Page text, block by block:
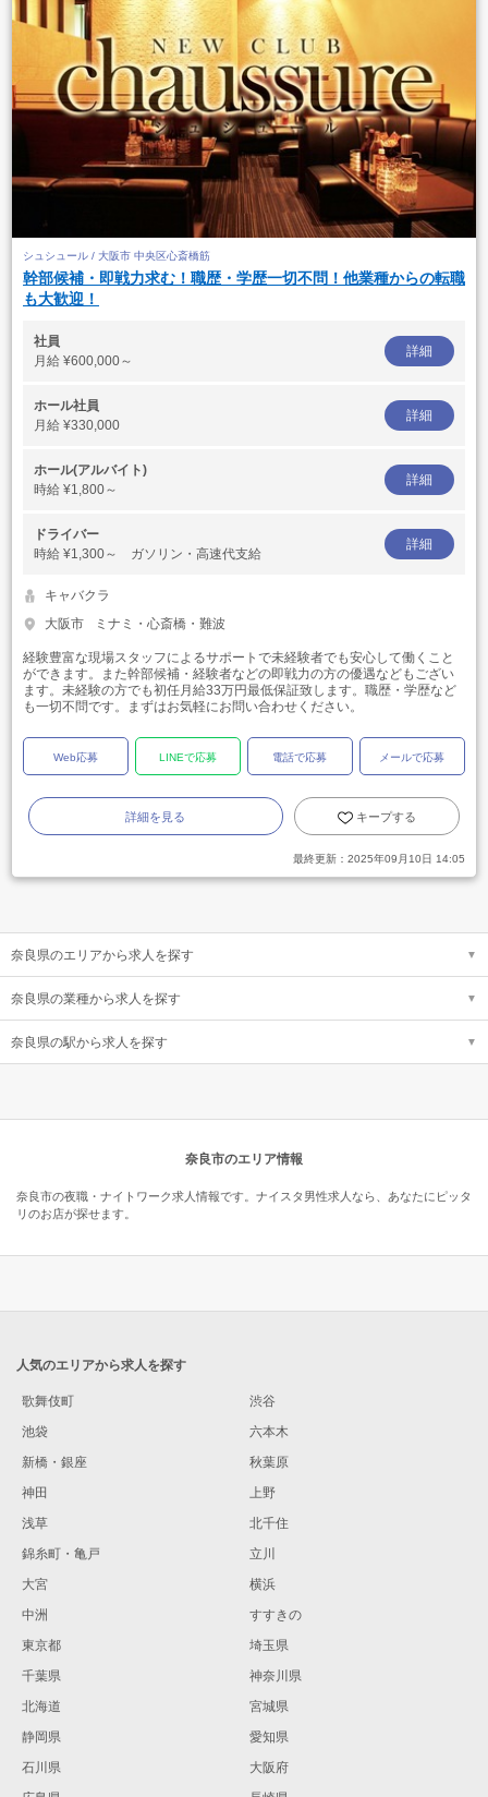
シュシュール / 大阪市 中央区心斎橋筋
幹部候補・即戦力求む！職歴・学歴一切不問！他業種からの転職
も大歓迎！
社員
月給 ¥600,000～
詳細
ホール社員
月給 ¥330,000
詳細
ホール(アルバイト)
時給 ¥1,800～
詳細
ドライバー
時給 ¥1,300～ ガソリン・高速代支給
詳細
キャバクラ
大阪市
ミナミ・心斎橋・難波
経験豊富な現場スタッフによるサポートで未経験者でも安心して働くこと
ができます。また幹部候補・経験者などの即戦力の方の優遇などもござい
ます。未経験の方でも初任月給33万円最低保証致します。職歴・学歴など
も一切不問です。まずはお気軽にお問い合わせください。
Web応募 LINEで応募 電話で応募 メールで応募
詳細を見る キープする
最終更新： 2025年09月10日 14:05
奈良県のエリアから求人を探す
奈良県の業種から求人を探す
奈良県の駅から求人を探す
奈良市のエリア情報
奈良市の夜職・ナイトワーク求人情報です。ナイスタ男性求人なら、あなたにピッタ
リのお店が探せます。
人気のエリアから求人を探す
歌舞伎町
渋谷
池袋
六本木
新橋・銀座
秋葉原
神田
上野
浅草
北千住
錦糸町・亀戸
立川
大宮
横浜
中洲
すすきの
東京都
埼玉県
千葉県
神奈川県
北海道
宮城県
静岡県
愛知県
石川県
大阪府